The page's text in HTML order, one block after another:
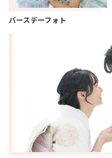
バースデーフォト